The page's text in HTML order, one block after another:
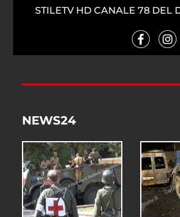
STILETV HD CANALE 78 DEL
NEWS24